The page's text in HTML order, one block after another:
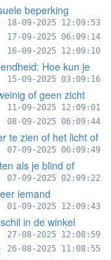
beperking
18-09-2025 12:09:53
17-09-2025 06:09:14
16-09-2025 12:09:10
Hoe kun je
15-09-2025 03:09:16
of geen zicht
11-09-2025 12:09:01
08-09-2025 06:09:44
te zien of het licht of
07-09-2025 06:09:49
als je blind of
07-09-2025 02:09:22
iemand
01-09-2025 12:09:43
in de winkel
27-08-2025 12:08:59
26-08-2025 11:08:55